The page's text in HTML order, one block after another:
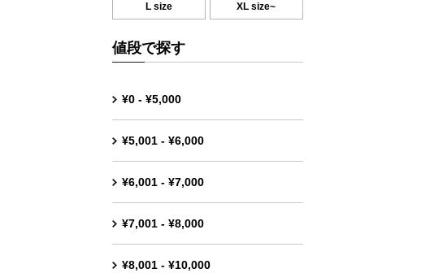
L size XL size~
値段で探す
¥0 - ¥5,000
¥5,001 - ¥6,000
¥6,001 - ¥7,000
¥7,001 - ¥8,000
¥8,001 - ¥10,000